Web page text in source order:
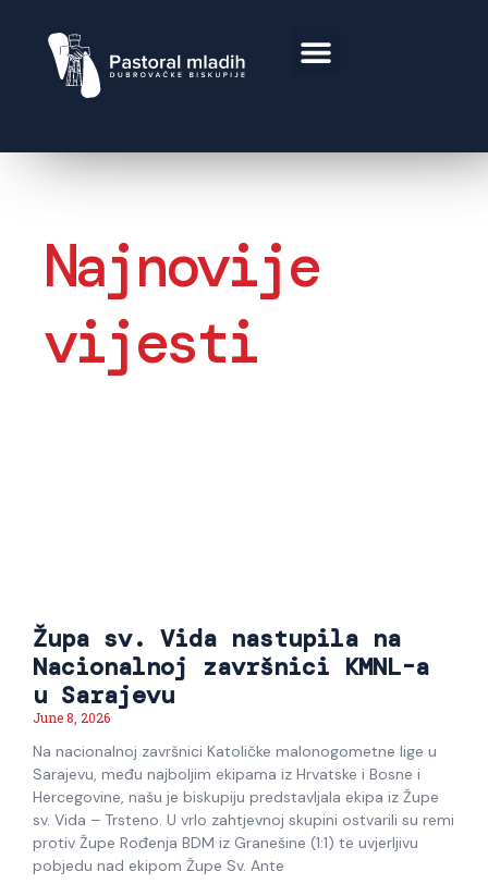
Najnovije
vijesti
Župa sv. Vida nastupila na
Nacionalnoj završnici KMNL-a
u Sarajevu
June 8, 2026
Na nacionalnoj završnici Katoličke malonogometne lige u
Sarajevu, među najboljim ekipama iz Hrvatske i Bosne i
Hercegovine, našu je biskupiju predstavljala ekipa iz Župe
sv. Vida – Trsteno. U vrlo zahtjevnoj skupini ostvarili su remi
protiv Župe Rođenja BDM iz Granešine (1:1) te uvjerljivu
pobjedu nad ekipom Župe Sv. Ante